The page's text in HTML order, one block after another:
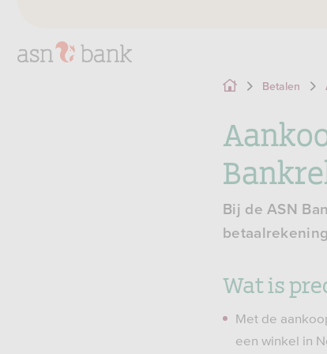
Betalen
Bij de ASN
Wat is
Met de
een winkel in